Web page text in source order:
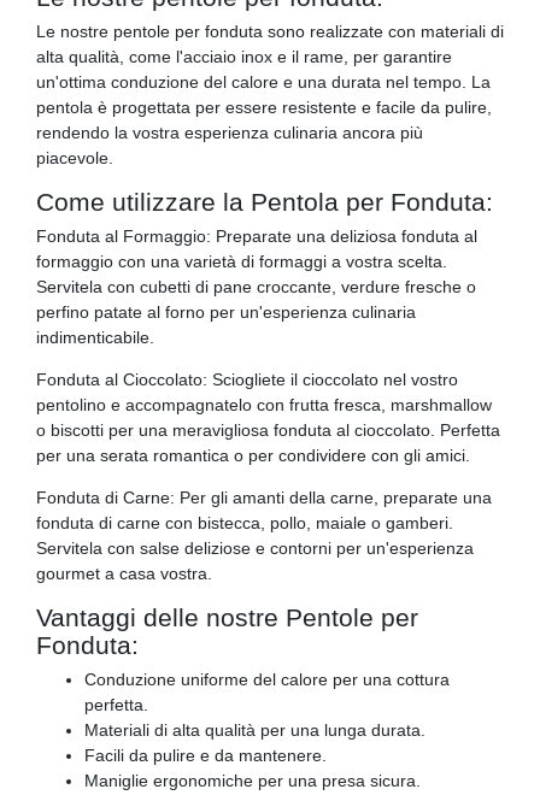
Le nostre pentole per fonduta sono realizzate con materiali di
alta qualità, come l'acciaio inox e il rame, per garantire
un'ottima conduzione del calore e una durata nel tempo. La
pentola è progettata per essere resistente e facile da pulire,
rendendo la vostra esperienza culinaria ancora più
piacevole.
Come utilizzare la Pentola per Fonduta:
Fonduta al Formaggio: Preparate una deliziosa fonduta al
formaggio con una varietà di formaggi a vostra scelta.
Servitela con cubetti di pane croccante, verdure fresche o
perfino patate al forno per un'esperienza culinaria
indimenticabile.
Fonduta al Cioccolato: Sciogliete il cioccolato nel vostro
pentolino e accompagnatelo con frutta fresca, marshmallow
o biscotti per una meravigliosa fonduta al cioccolato. Perfetta
per una serata romantica o per condividere con gli amici.
Fonduta di Carne: Per gli amanti della carne, preparate una
fonduta di carne con bistecca, pollo, maiale o gamberi.
Servitela con salse deliziose e contorni per un'esperienza
gourmet a casa vostra.
Vantaggi delle nostre Pentole per
Fonduta:
Conduzione uniforme del calore per una cottura
perfetta.
Materiali di alta qualità per una lunga durata.
Facili da pulire e da mantenere.
Maniglie ergonomiche per una presa sicura.